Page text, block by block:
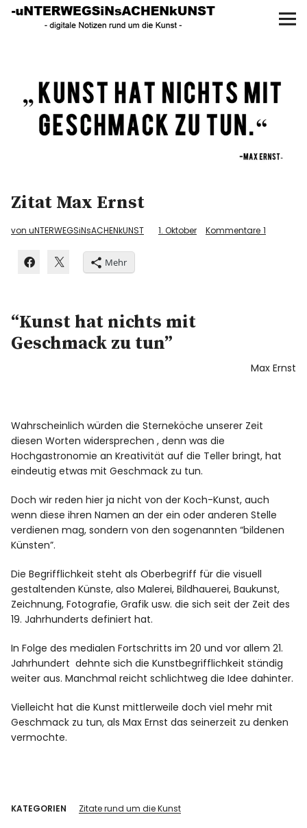
UNTERWEGS IN SACHEN
KUNST
AKTUELLE AUSSTELLUNGEN
KUNSTSPAZIERGÄNGE
UNSER BUCH
f P
Zitat Max Ernst
von uNTERWEGSiNsACHENkUNST 1. Oktober Kommentare 1
Mehr
“Kunst hat nichts mit
Geschmack zu tun”
Max Ernst
Wahrscheinlich würden die Sterneköche unserer Zeit
diesen Worten widersprechen , denn was die
Hochgastronomie an Kreativität auf die Teller bringt, hat
eindeutig etwas mit Geschmack zu tun.
Doch wir reden hier ja nicht von der Koch-Kunst, auch
wenn diese ihren Namen an der ein oder anderen Stelle
verdienen mag, sondern von den sogenannten “bildenen
Künsten”.
Die Begrifflichkeit steht als Oberbegriff für die visuell
gestaltenden Künste, also Malerei, Bildhauerei, Baukunst,
Zeichnung, Fotografie, Grafik usw. die sich seit der Zeit des
19. Jahrhunderts definiert hat.
In Folge des medialen Fortschritts im 20 und vor allem 21.
Jahrhundert dehnte sich die Kunstbegrifflichkeit ständig
weiter aus. Manchmal reicht schlichtweg die Idee dahinter.
Vielleicht hat die Kunst mittlerweile doch viel mehr mit
Geschmack zu tun, als Max Ernst das seinerzeit zu denken
vermochte.
KATEGORIEN Zitate rund um die Kunst